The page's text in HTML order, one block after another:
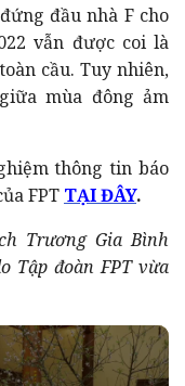
đầu nhà F cho
vẫn được coi là
cầu. Tuy nhiên,
mùa đông ảm
thông tin báo
FPT TẠI ĐÂY.
Trương Gia Bình
Tập đoàn FPT vừa